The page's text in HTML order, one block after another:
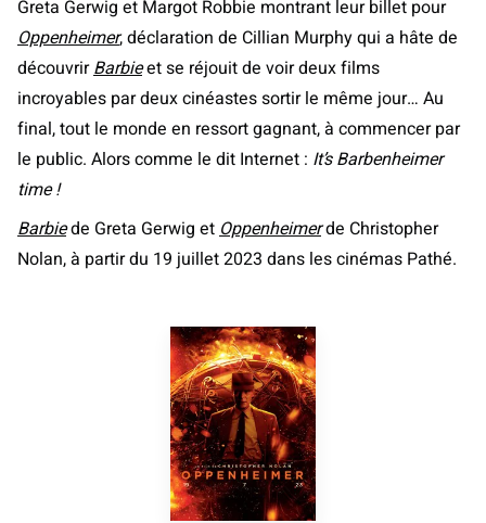
Greta Gerwig et Margot Robbie montrant leur billet pour
Oppenheimer, déclaration de Cillian Murphy qui a hâte de
découvrirBarbieet se réjouit de voir deux films
incroyables par deux cinéastes sortir le même jour… Au
final, tout le monde en ressort gagnant, à commencer par
le public. Alors comme le dit Internet : It’s Barbenheimer
time !
Barbiede Greta Gerwig etOppenheimerde Christopher
Nolan, à partir du 19 juillet 2023 dans les cinémas Pathé.